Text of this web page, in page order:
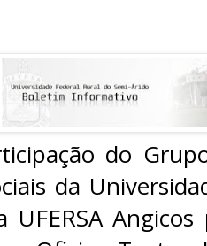
do
da
UFERSA